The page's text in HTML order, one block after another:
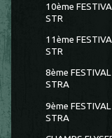
10ème
STR
11ème
STR
8ème
STRA
9ème
STRA